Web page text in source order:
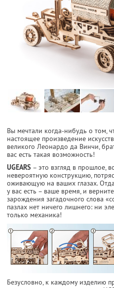
Вы мечтали когда-нибудь о том,
настоящее произведение
великого Леонардо да Винчи,
вас есть такая возможность!
UGEARS – это взгляд в прошлое,
невероятную конструкцию,
оживающую на ваших глазах.
у вас есть – ваше время, и
зарождения загадочного слова
пазлах нет ничего лишнего: ни
только механика!
Безусловно, к каждому изделию